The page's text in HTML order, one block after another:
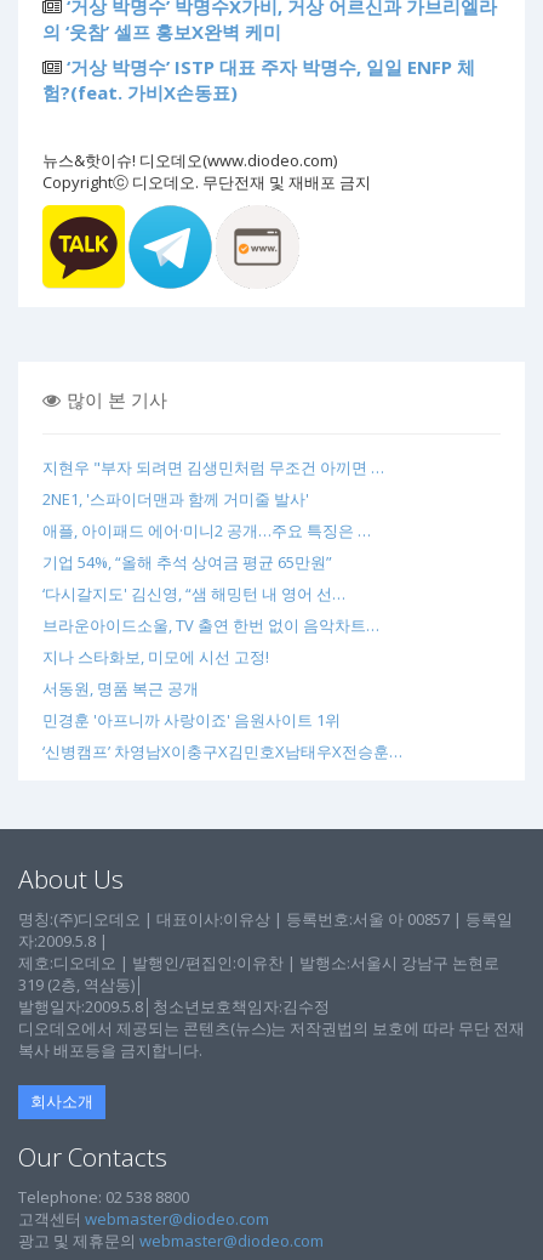
‘거상 박명수’ 박명수X가비, 거상 어르신과 가브리엘라
의 ‘웃참’ 셀프 홍보X완벽 케미
‘거상 박명수’ ISTP 대표 주자 박명수, 일일 ENFP 체
험?(feat. 가비X손동표)
뉴스&핫이슈! 디오데오(www.diodeo.com)
Copyrightⓒ 디오데오. 무단전재 및 재배포 금지
많이 본 기사
지현우 "부자 되려면 김생민처럼 무조건 아끼면 …
2NE1, '스파이더맨과 함께 거미줄 발사'
애플, 아이패드 에어·미니2 공개…주요 특징은 …
기업 54%, “올해 추석 상여금 평균 65만원”
‘다시갈지도' 김신영, “샘 해밍턴 내 영어 선…
브라운아이드소울, TV 출연 한번 없이 음악차트…
지나 스타화보, 미모에 시선 고정!
서동원, 명품 복근 공개
민경훈 '아프니까 사랑이죠' 음원사이트 1위
‘신병캠프’ 차영남X이충구X김민호X남태우X전승훈…
About Us
명칭:(주)디오데오 | 대표이사:이유상 | 등록번호:서울 아 00857 | 등록일
자:2009.5.8 |
제호:디오데오 | 발행인/편집인:이유찬 | 발행소:서울시 강남구 논현로
319 (2층, 역삼동)│
발행일자:2009.5.8│청소년보호책임자:김수정
디오데오에서 제공되는 콘텐츠(뉴스)는 저작권법의 보호에 따라 무단 전재
복사 배포등을 금지합니다.
회사소개
Our Contacts
Telephone: 02 538 8800
고객센터 webmaster@diodeo.com
광고 및 제휴문의 webmaster@diodeo.com